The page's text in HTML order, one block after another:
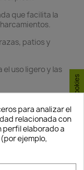
que facilita la
patios y
el uso ligero y las
cm.
todo el
para analizar el
relacionada con
perfil elaborado a
ejemplo,
Consentimiento de cookies